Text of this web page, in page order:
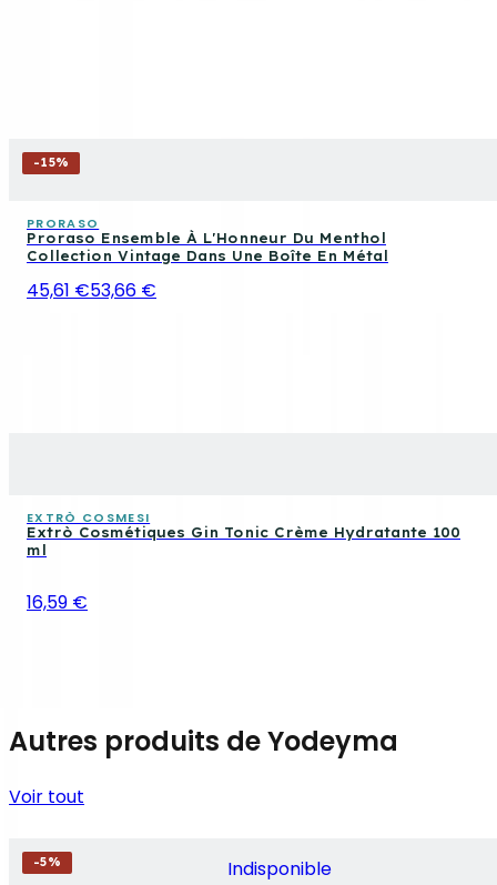
-15%
PRORASO
Proraso Ensemble À L'Honneur Du Menthol
Collection Vintage Dans Une Boîte En Métal
45,61 €53,66 €
EXTRÒ COSMESI
Extrò Cosmétiques Gin Tonic Crème Hydratante 100
ml
16,59 €
Autres produits de Yodeyma
Voir tout
-5% Indisponible